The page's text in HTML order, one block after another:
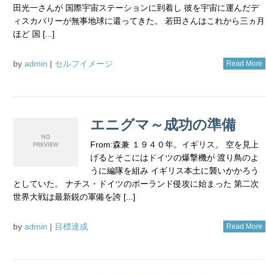
田光一さんが 国際宇宙ステーションに到着し 彼を宇宙に運んだデ
ィスカバリーが無事地球に還ってきた。 若田さんはこれから三ヵ月
ほど 国 [...]
by admin | セルフイメージ Read More
エニグマ～成功の準備
From:森兼 １９４０年。イギリス。 空を見上
げるとそこにはドイツの爆撃機が 渡り鳥のよ
うに編隊を組み イギリス本土に襲いかかろう
としていた。 ナチス・ドイツのポーランド侵攻に始まった 第二次
世界大戦は最新鋭の軍備を誇 [...]
by admin | 目標達成 Read More